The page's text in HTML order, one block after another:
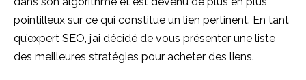
pointilleux sur ce qui constitue un lien pertinent. En tant
qu’expert SEO, j’ai décidé de vous présenter une liste
des meilleures stratégies pour acheter des liens.